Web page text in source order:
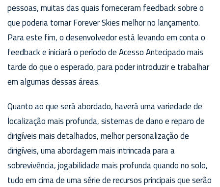
pessoas, muitas das quais forneceram feedback sobre o
que poderia tornar Forever Skies melhor no lançamento.
Para este fim, o desenvolvedor está levando em conta o
feedback e iniciará o período de Acesso Antecipado mais
tarde do que o esperado, para poder introduzir e trabalhar
em algumas dessas áreas.
Quanto ao que será abordado, haverá uma variedade de
localização mais profunda, sistemas de dano e reparo de
dirigíveis mais detalhados, melhor personalização de
dirigíveis, uma abordagem mais intrincada para a
sobrevivência, jogabilidade mais profunda quando no solo,
tudo em cima de uma série de recursos principais que serão